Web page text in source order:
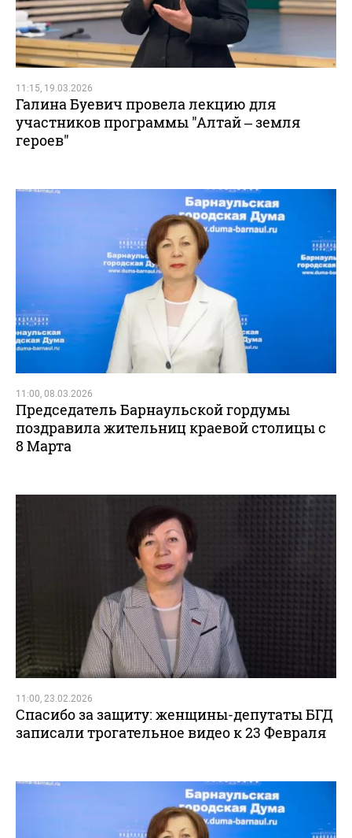
11:15, 19.03.2026
Галина Буевич провела лекцию для
участников программы "Алтай – земля
героев"
11:00, 08.03.2026
Председатель Барнаульской гордумы
поздравила жительниц краевой столицы с
8 Марта
11:00, 23.02.2026
Спасибо за защиту: женщины-депутаты БГД
записали трогательное видео к 23 Февраля